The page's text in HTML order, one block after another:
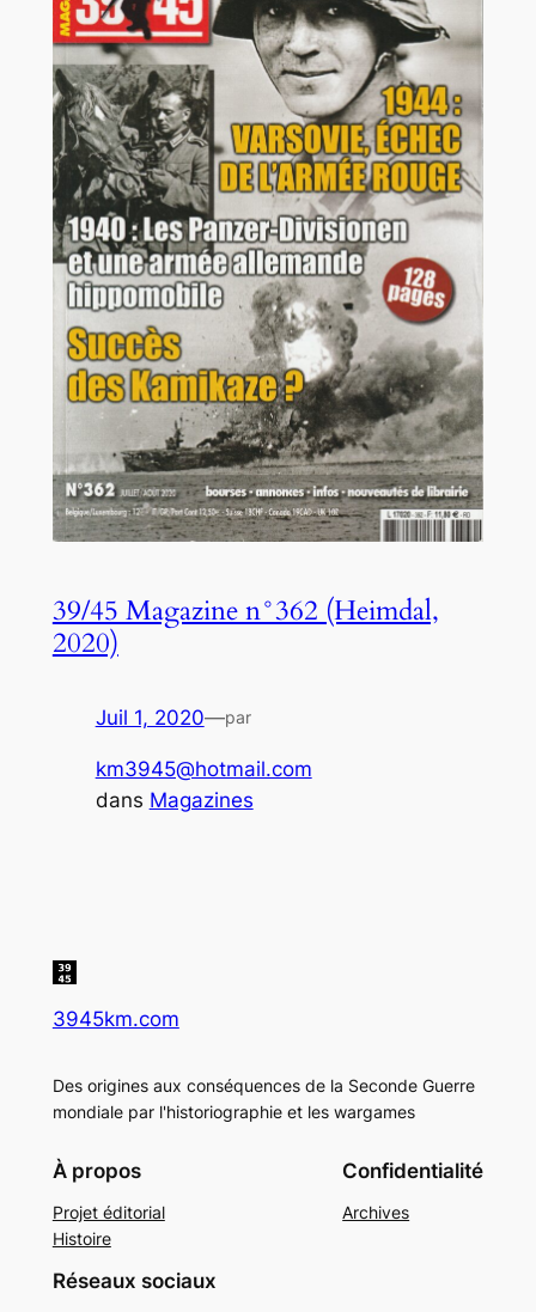
39/45 Magazine n°362 (Heimdal,
2020)
Juil 1, 2020—par
km3945@hotmail.com
dans Magazines
3945km.com
Des origines aux conséquences de la Seconde Guerre
mondiale par l'historiographie et les wargames
À propos
Projet éditorial
Histoire
Confidentialité
Archives
Réseaux sociaux